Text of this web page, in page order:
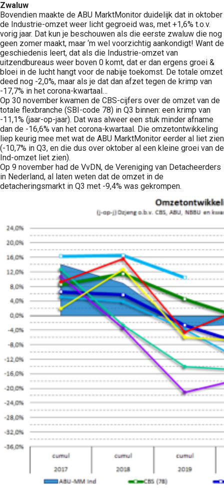
Zwaluw
Bovendien maakte de ABU MarktMonitor duidelijk dat in oktober
de Industrie-omzet weer licht gegroeid was, met +1,6% t.o.v.
vorig jaar. Dat kun je beschouwen als die eerste zwaluw die nog
geen zomer maakt, maar ‘m wel voorzichtig aankondigt! Want de
geschiedenis leert, dat als die Industrie-omzet van
uitzendbureaus weer boven 0 komt, dat er dan ergens groei &
bloei in de lucht hangt voor de nabije toekomst. De totale omzet
deed nog -2,0%, maar als je dat dan afzet tegen de krimp van
-17,7% in het corona-kwartaal…
Op 30 november kwamen de CBS-cijfers over de omzet van de
totale flexbranche (SBI-code 78) in Q3 binnen: een krimp van
-11,1% (jaar-op-jaar). Dat was alweer een stuk minder afname
dan de -16,6% van het corona-kwartaal. Die omzetontwikkeling
liep keurig mee met wat de ABU MarktMonitor eerder al liet zien
(-10,7% in Q3, en die dus over oktober al een kleine groei van de
Ind-omzet liet zien).
Op 9 november had de VvDN, de Vereniging van Detacheerders
in Nederland, al laten weten dat de omzet in de
detacheringsmarkt in Q3 met -9,4% was gekrompen.